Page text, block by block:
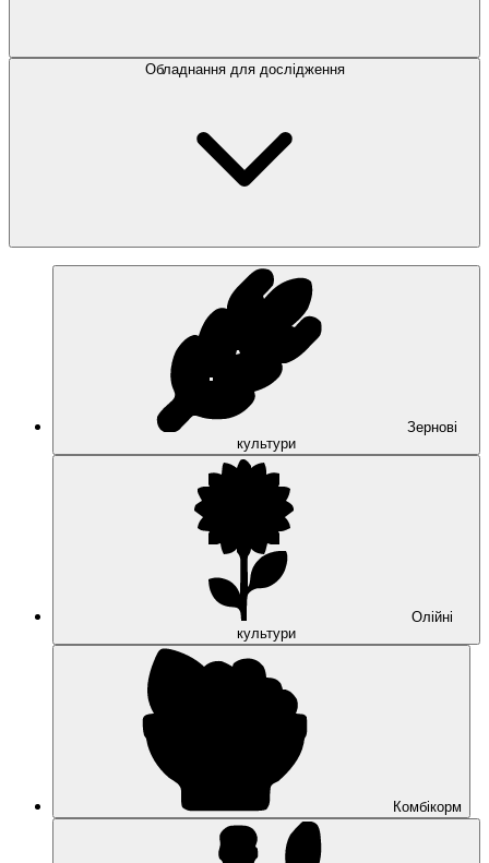
Обладнання для дослідження
Зернові
культури
Олійні
культури
Комбікорм